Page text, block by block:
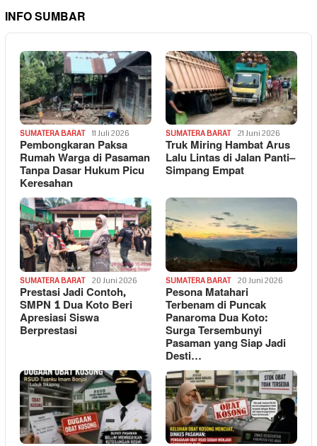
INFO SUMBAR
SUMATERA BARAT 11 Juli 2026
Pembongkaran Paksa
Rumah Warga di Pasaman
Tanpa Dasar Hukum Picu
Keresahan
SUMATERA BARAT 21 Juni 2026
Truk Miring Hambat Arus
Lalu Lintas di Jalan Panti–
Simpang Empat
SUMATERA BARAT 20 Juni 2026
Prestasi Jadi Contoh,
SMPN 1 Dua Koto Beri
Apresiasi Siswa
Berprestasi
SUMATERA BARAT 20 Juni 2026
Pesona Matahari
Terbenam di Puncak
Panaroma Dua Koto:
Surga Tersembunyi
Pasaman yang Siap Jadi
Desti…